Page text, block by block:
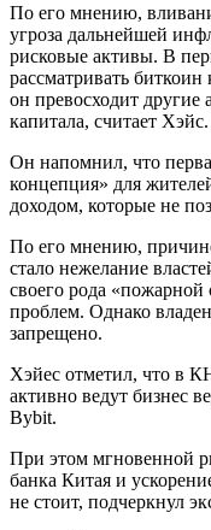
По его мнению,
угроза дальнейшей
рисковые активы. В
рассматривать
он превосходит
капитала, считает Хэйс.
Он напомнил, что
концепция» для
доходом, которые не
По его мнению,
стало нежелание
своего рода «пожарной
проблем. Однако
запрещено.
Хэйес отметил, что в
активно ведут бизнес
Bybit.
При этом мгновенной
банка Китая и
не стоит, подчеркнул